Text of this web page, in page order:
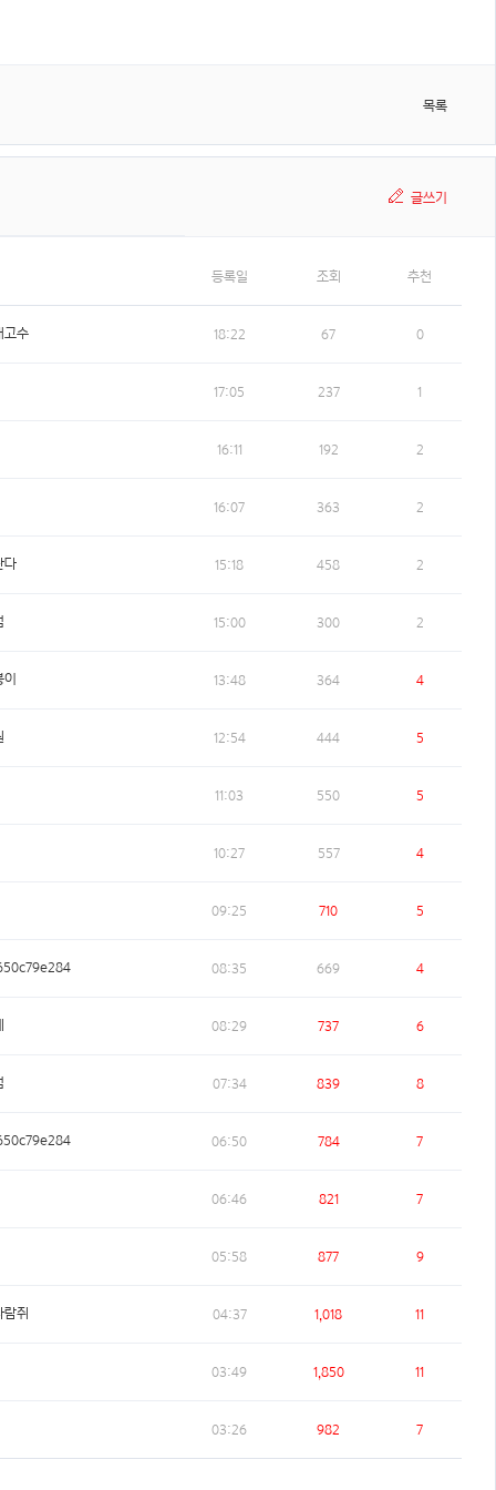
목록
글쓰기
등록일 조회 추천
고수 18:22 67 0
17:05 237 1
16:11 192 2
16:07 363 2
다 15:18 458 2
15:00 300 2
이 13:48 364 4
12:54 444 5
11:03 550 5
10:27 557 4
09:25 710 5
08:35 669 4
08:29 737 6
07:34 839 8
06:50 784 7
06:46 821 7
05:58 877 9
람쥐 04:37 1,018 11
03:49 1,850 11
03:26 982 7